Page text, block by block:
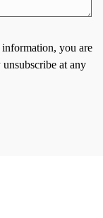
you are
at any